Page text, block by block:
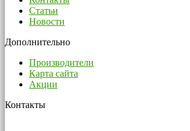
Отзывы о магазине
О нас
Правила и условия пользования сайтом
Доставка
Возврат товара
Защита персональных данных
Контакты
Статьи
Новости